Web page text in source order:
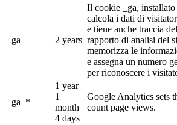
_ga 2 years
Il cookie _ga,
calcola i dati di
e tiene anche traccia
rapporto di analisi del
memorizza le
e assegna un numero
per riconoscere i
_ga_*
1 year
1
month
4 days
Google Analytics sets
count page views.